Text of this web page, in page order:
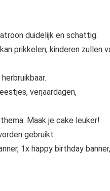
duidelijk en schattig.
prikkelen; kinderen zullen
verjaardagen,
Maak je cake leuker!
gebruikt.
1x happy birthday banner,